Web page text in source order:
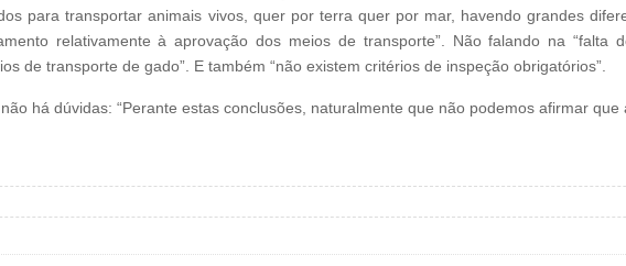
para transportar animais vivos, quer por terra quer por mar, havendo grandes
relativamente à aprovação dos meios de transporte”. Não falando na “falta
de transporte de gado”. E também “não existem critérios de inspeção obrigatórios”.
há dúvidas: “Perante estas conclusões, naturalmente que não podemos afirmar